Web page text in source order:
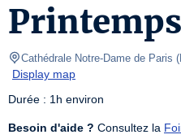
Printemps
Cathédrale Notre-Dame de Paris (
Display map
Durée : 1h environ
Besoin d'aide ? Consultez la